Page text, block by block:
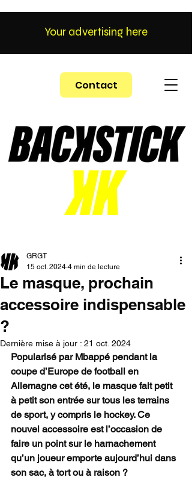
Contact
Your advertising here
Le masque, prochain
accessoire indispensable
?
GRGT
15 oct. 2024 4 min de lecture
Dernière mise à jour : 21 oct. 2024
Popularisé par Mbappé pendant la
coupe d’Europe de football en
Allemagne cet été, le masque fait petit
à petit son entrée sur tous les terrains
de sport, y compris le hockey. Ce
nouvel accessoire est l’occasion de
faire un point sur le harnachement
qu’un joueur emporte aujourd’hui dans
son sac, à tort ou à raison ?